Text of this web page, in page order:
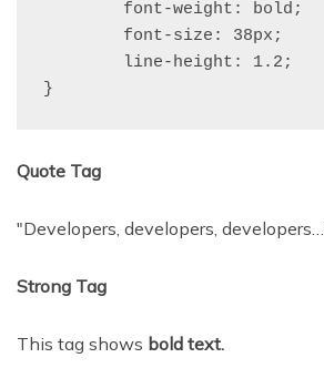
}
Quote Tag
Developers, developers, developers…
Strong Tag
This tag shows bold text.